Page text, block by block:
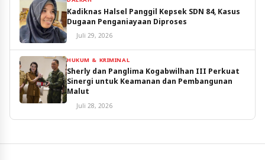
Kadiknas Halsel Panggil Kepsek SDN 84, Kasus
Dugaan Penganiayaan Diproses
Juli 29, 2026
HUKUM & KRIMINAL
Sherly dan Panglima Kogabwilhan III Perkuat
Sinergi untuk Keamanan dan Pembangunan
Malut
Juli 28, 2026